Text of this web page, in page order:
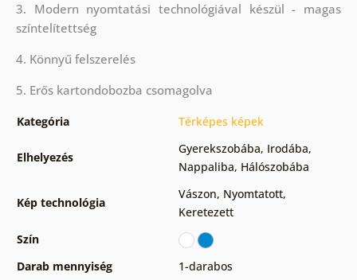
3. Modern nyomtatási technológiával készül - magas
színtelítettség
4. Könnyű felszerelés
5. Erős kartondobozba csomagolva
Kategória Térképes képek
Elhelyezés
Gyerekszobába, Irodába,
Nappaliba, Hálószobába
Kép technológia
Vászon, Nyomtatott,
Keretezett
Szín
Darab mennyiség
1-darabos